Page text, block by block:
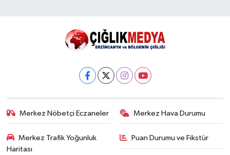
Merkez Nöbetçi Eczaneler Merkez Hava Durumu
Merkez Trafik Yoğunluk
Haritası
Puan Durumu ve Fikstür